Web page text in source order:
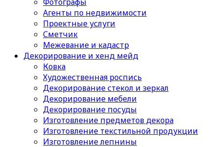
Агенты по недвижимости
Проектные услуги
Сметчик
Межевание и кадастр
Декорирование и хенд мейд
Ковка
Художественная роспись
Декорирование стекол и зеркал
Декорирование мебели
Декорирование посуды
Изготовление предметов декора
Изготовление текстильной продукции
Изготовление лепнины